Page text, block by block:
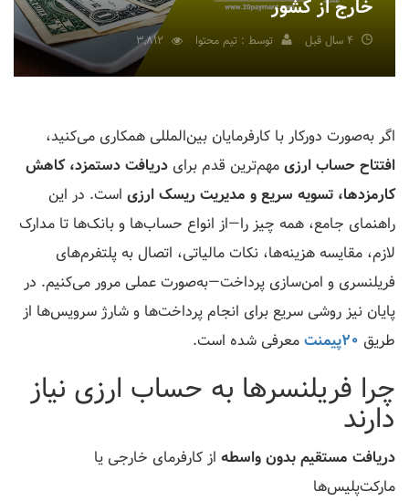
خارج از کشور
4 سال قبل توسط : تیم محتوا
اگر به‌صورت دورکار با کارفرمایان بین‌المللی همکاری می‌کنید،
افتتاح حساب ارزیمهم‌ترین قدم برای دریافت دستمزد، کاهش
کارمزدها، تسویه سریع و مدیریت ریسک ارزی است. در این
راهنمای جامع، همه چیز را—از انواع حساب‌ها و بانک‌ها تا مدارک
لازم، مقایسه هزینه‌ها، نکات مالیاتی، اتصال به پلتفرم‌های
فریلنسری و امن‌سازی پرداخت—به‌صورت عملی مرور می‌کنیم. در
پایان نیز روشی سریع برای انجام پرداخت‌ها و شارژ سرویس‌ها از
طریق 20پیمنت معرفی شده است.
چرا فریلنسرها به حساب ارزی نیاز
دارند
دریافت مستقیم بدون واسطه از کارفرمای خارجی یا
مارکت‌پلیس‌ها